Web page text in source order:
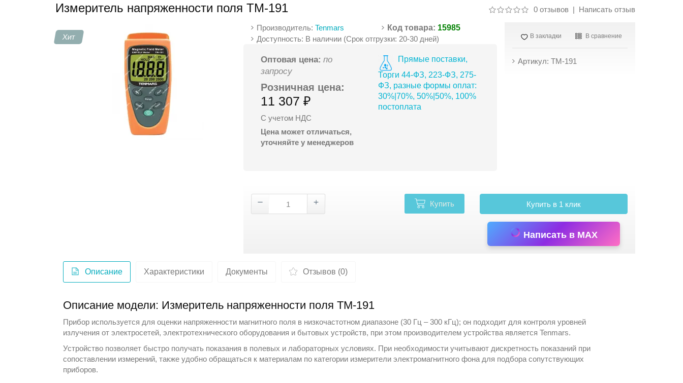
Измеритель напряженности поля TM-191 0 отзывов| Написать отзыв
Хит
Производитель:Tenmars Код товара: 15985
Доступность: В наличии (Срок отгрузки: 20-30 дней)
Оптовая цена: по
запросу
Розничная цена:
11 307 ₽
С учетом НДС
Цена может отличаться,
уточняйте у менеджеров
Прямые поставки,
Торги 44-ФЗ, 223-ФЗ, 275-
ФЗ, разные формы оплат:
30%|70%, 50%|50%, 100%
постоплата
В закладки В сравнение
Артикул: TM-191
Купить Купить в 1 клик
Написать в MAX
Описание Характеристики Документы Отзывов (0)
Описание модели: Измеритель напряженности поля TM-191
Прибор используется для оценки напряженности магнитного поля в низкочастотном диапазоне (30 Гц – 300 кГц); он подходит для контроля уровней
излучения от электросетей, электротехнического оборудования и бытовых устройств, при этом производителем устройства являетсяTenmars.
Устройство позволяет быстро получать показания в полевых и лабораторных условиях. При необходимости учитывают дискретность показаний при
сопоставлении измерений, также удобно обращаться к материалам по категории измерители электромагнитного фона для подбора сопутствующих
приборов.